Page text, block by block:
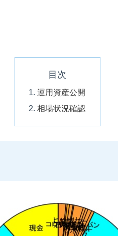
目次
運用資産公開
相場状況確認